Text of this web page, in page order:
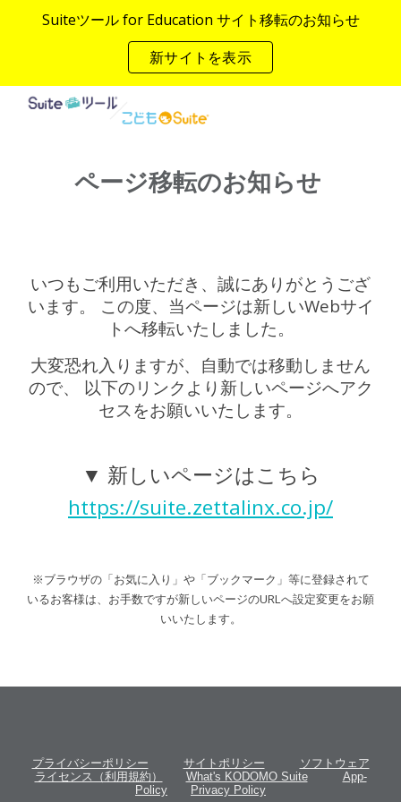
Skip to navigation
Suiteツール for Education サイト移転のお知らせ
新サイトを表示
ページ移転のお知らせ
いつもご利用いただき、誠にありがとうござ
います。 この度、当ページは新しいWebサイ
トへ移転いたしました。
大変恐れ入りますが、自動では移動しません
ので、 以下のリンクより新しいページへアク
セスをお願いいたします。
▼ 新しいページはこちら
https://suite.zettalinx.co.jp/
※ブラウザの「お気に入り」や「ブックマーク」等に登録されて
いるお客様は、お手数ですが新しいページのURLへ設定変更をお願
いいたします。
プライバシーポリシー サイトポリシー
ソフトウェア
ライセンス（利用規約）
What's KODOMO Suite
App-
Policy
Privacy Policy